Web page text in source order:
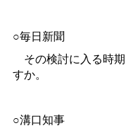
○毎日新聞
その検討に入る時
すか。
○溝口知事